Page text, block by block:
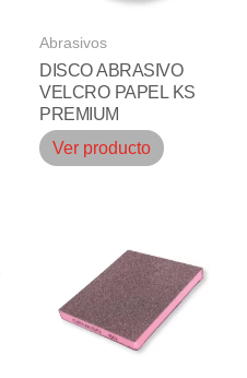
Abrasivos
DISCO ABRASIVO
VELCRO PAPEL KS
PREMIUM
Ver producto